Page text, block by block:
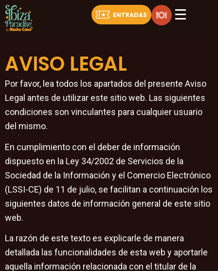
contenido
ENTRADAS
AVISO LEGAL
Por favor, lea todos los apartados del presente Aviso
Legal antes de utilizar este sitio web. Las siguientes
condiciones son vinculantes para cualquier usuario
del mismo.
En cumplimiento con el deber de información
dispuesto en la Ley 34/2002 de Servicios de la
Sociedad de la Información y el Comercio Electrónico
(LSSI-CE) de 11 de julio, se facilitan a continuación los
siguientes datos de información general de este sitio
web.
La razón de este texto es explicarle de manera
detallada las funcionalidades de esta web y aportarle
aquella información relacionada con el titular de la